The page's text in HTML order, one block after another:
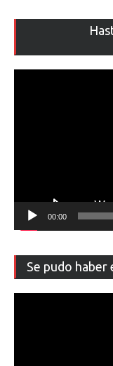
00:00
Se pudo haber